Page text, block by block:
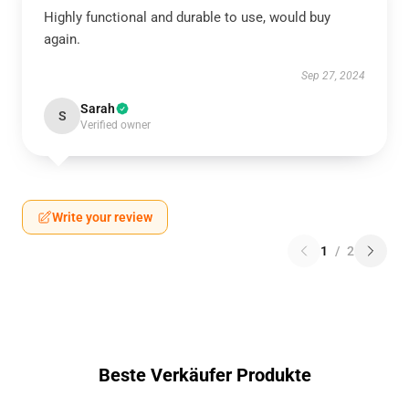
Highly functional and durable to use, would buy
again.
Sep 27, 2024
S Sarah
Verified owner
Write your review
1 / 2
Beste Verkäufer Produkte